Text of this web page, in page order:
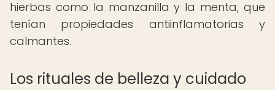
hierbas como la manzanilla y la menta, que
tenían propiedades antiinflamatorias y
calmantes.
Los rituales de belleza y cuidado